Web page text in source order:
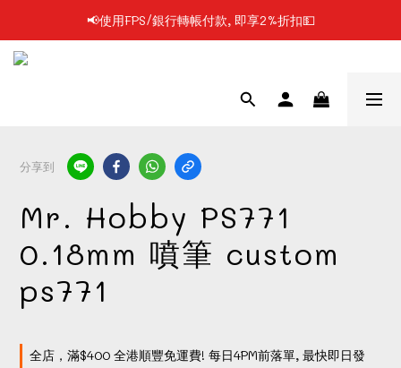
📢凡購物滿$199 順豐自提點免運費📦📦
📢使用FPS/銀行轉帳付款, 即享2%折扣💵
分享到
Mr. Hobby PS771
0.18mm 噴筆 custom
ps771
全店，滿$400 全港順豐免運費! 每日4PM前落單, 最快即日發